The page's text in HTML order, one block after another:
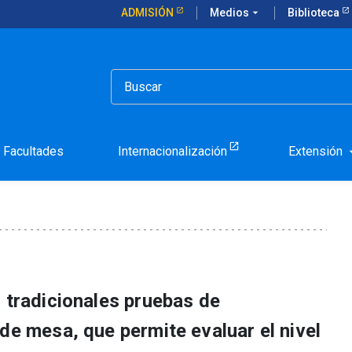
ADMISIÓN Medios arrow_drop_down Biblioteca
Facultades Internacionalización Extensión
sistema de
pruebas de
mesa, que permite evaluar el nivel